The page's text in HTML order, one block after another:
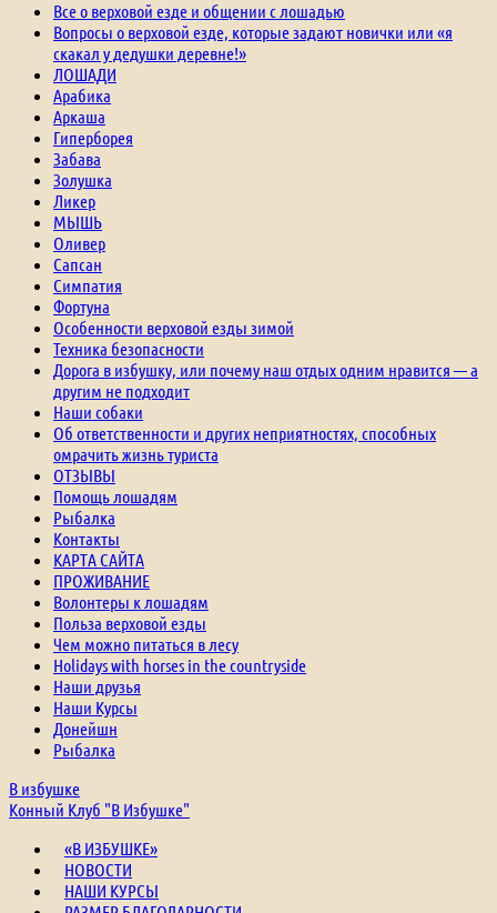
Все о верховой езде и общении с лошадью
Вопросы о верховой езде, которые задают новички или «я
скакал у дедушки деревне!»
ЛОШАДИ
Арабика
Аркаша
Гиперборея
Забава
Золушка
Ликер
МЫШЬ
Оливер
Сапсан
Симпатия
Фортуна
Особенности верховой езды зимой
Техника безопасности
Дорога в избушку, или почему наш отдых одним нравится — а
другим не подходит
Наши собаки
Об ответственности и других неприятностях, способных
омрачить жизнь туриста
ОТЗЫВЫ
Помощь лошадям
Рыбалка
Контакты
КАРТА САЙТА
ПРОЖИВАНИЕ
Волонтеры к лошадям
Польза верховой езды
Чем можно питаться в лесу
Holidays with horses in the countryside
Наши друзья
Наши Курсы
Донейшн
Рыбалка
В избушке
Конный Клуб "В Избушке"
«В ИЗБУШКЕ»
НОВОСТИ
НАШИ КУРСЫ